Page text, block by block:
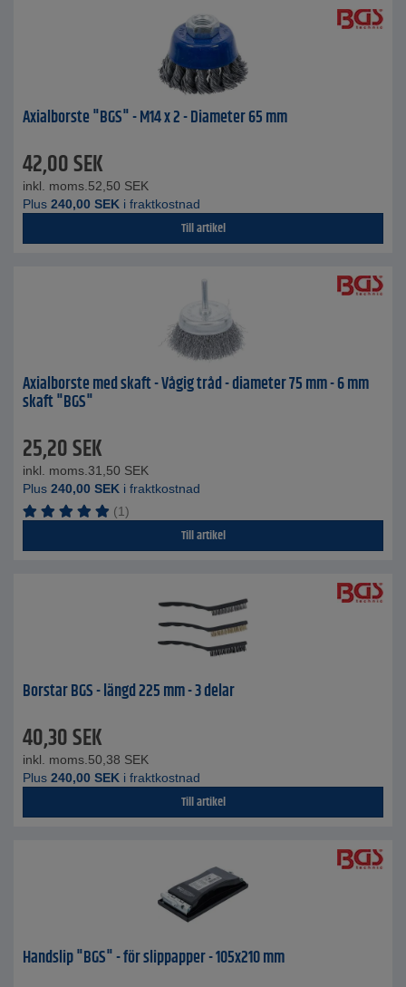
Axialborste "BGS" - M14 x 2 - Diameter 65 mm
42,00SEK
inkl. moms. 52,50 SEK
Plus 240,00 SEK i fraktkostnad
Till artikel
Axialborste med skaft - Vågig tråd - diameter 75 mm - 6 mm
skaft "BGS"
25,20SEK
inkl. moms. 31,50 SEK
Plus 240,00 SEK i fraktkostnad
(1)
Till artikel
Borstar BGS - längd 225 mm - 3 delar
40,30SEK
inkl. moms. 50,38 SEK
Plus 240,00 SEK i fraktkostnad
Till artikel
Handslip "BGS" - för slippapper - 105x210 mm